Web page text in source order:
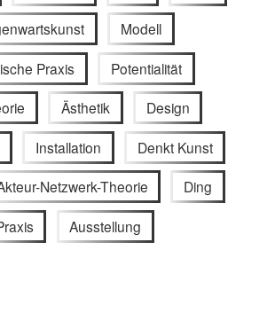
Modell
Praxis Potentialität
Ästhetik Design
Installation Denkt Kunst
Netzwerk-Theorie Ding
Ausstellung